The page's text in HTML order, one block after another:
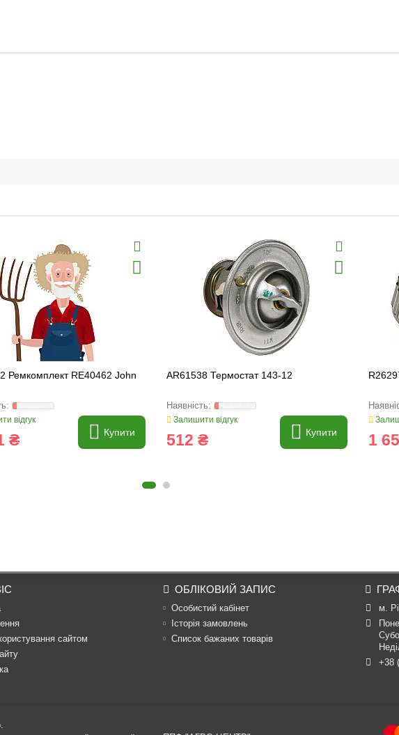
Ремкомплект RE40462 John
відгук
₴ Купити
AR61538 Термостат 143-12
Залишити відгук
512 ₴ Купити 1
сайтом
ОБЛІКОВИЙ ЗАПИС
Особистий кабінет
Історія замовлень
Список бажаних товарів
м.
+38